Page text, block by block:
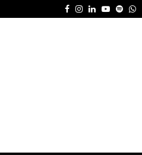
Facebook
Instagram
LinkedinYoutube